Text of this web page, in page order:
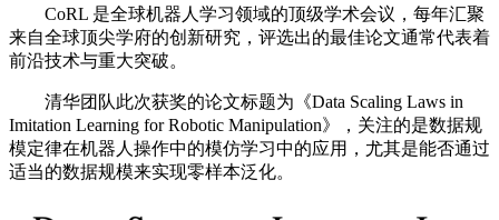
CoRL 是全球机器人学习领域的顶级学术会议，每年汇聚
来自全球顶尖学府的创新研究，评选出的最佳论文通常代表着
前沿技术与重大突破。
清华团队此次获奖的论文标题为《Data Scaling Laws in
Imitation Learning for Robotic Manipulation》，关注的是数据规
模定律在机器人操作中的模仿学习中的应用，尤其是能否通过
适当的数据规模来实现零样本泛化。